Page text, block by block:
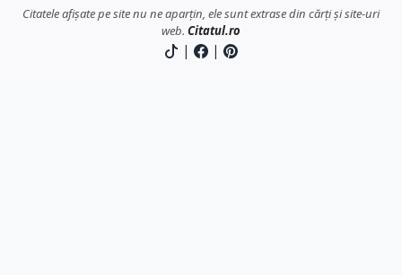
Citatele afișate pe site nu ne aparțin, ele sunt extrase din cărți și site-uri
web. Citatul.ro
| |